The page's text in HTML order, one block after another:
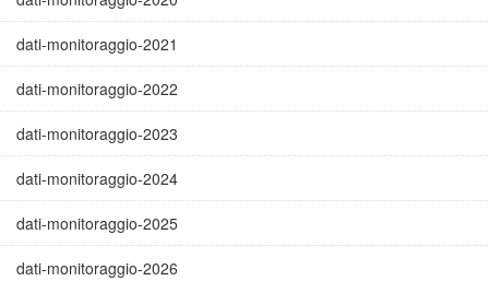
dati-monitoraggio-2021
dati-monitoraggio-2022
dati-monitoraggio-2023
dati-monitoraggio-2024
dati-monitoraggio-2025
dati-monitoraggio-2026